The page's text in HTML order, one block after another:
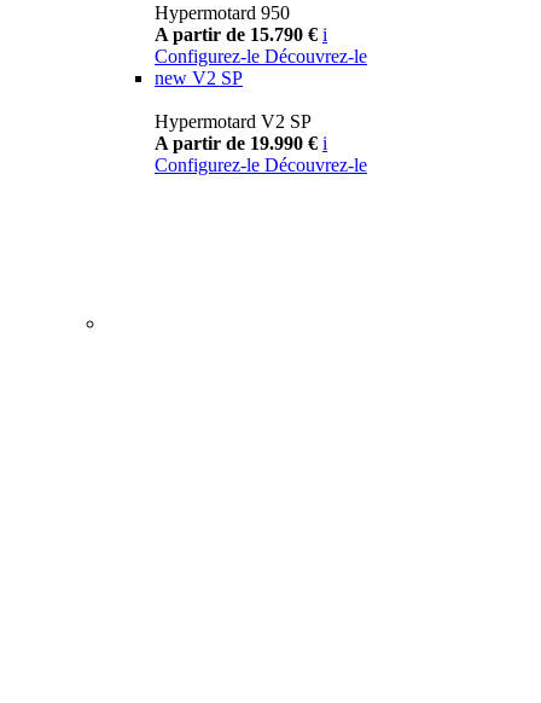
Hypermotard 950
A partir de 15.790 € i
Configurez-le Découvrez-le
new V2 SP
Hypermotard V2 SP
A partir de 19.990 € i
Configurez-le Découvrez-le